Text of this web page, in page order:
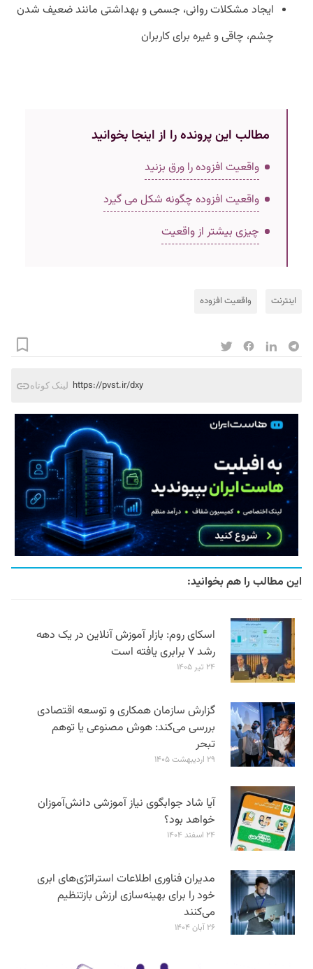
ایجاد مشکلات روانی، جسمی و بهداشتی مانند ضعیف شدن
چشم‌، چاقی و غیره برای کاربران
مطالب این پرونده را از اینجا بخوانید
واقعیت افزوده را ورق بزنید
واقعیت افزوده چگونه شکل می گیرد
چیزی بیشتر از واقعیت
اینترنت واقعیت افزوده
لینک کوتاه https://pvst.ir/dxy
این مطالب را هم بخوانید:
اسکای روم: بازار آموزش آنلاین در یک دهه
رشد ۷ برابری یافته است
۲۴ تیر ۱۴۰۵
گزارش سازمان همکاری و توسعه اقتصادی
بررسی می‌کند: هوش مصنوعی یا توهم
تبحر
۲۹ اردیبهشت ۱۴۰۵
آیا شاد جوابگوی نیاز آموزشی دانش‌آموزان
خواهد بود؟
۲۴ اسفند ۱۴۰۴
مدیران فناوری اطلاعات استراتژی‌های ابری
خود را برای بهینه‌سازی ارزش بازتنظیم
می‌کنند
۲۶ آبان ۱۴۰۴